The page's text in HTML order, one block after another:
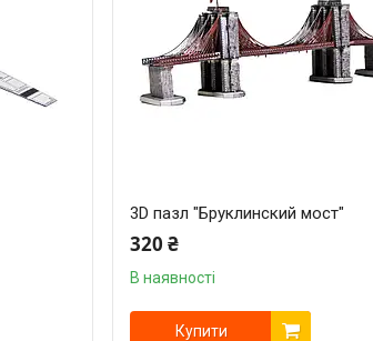
3D пазл "Бруклинский мост"
320 ₴
В наявності
Купити